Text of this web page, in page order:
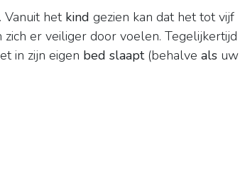
Vanuit het kind gezien kan dat het tot vijf
zich er veiliger door voelen. Tegelijkertijd
in zijn eigen bed slaapt(behalve als uw